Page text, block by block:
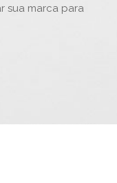
sua marca para